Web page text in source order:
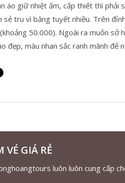
áo giữ nhiệt ấm, cấp thiết thì
sẻ tru vì băng tuyết nhiều. Trên
50.000). Ngoài ra muốn sở
đẹp, màu nhan sắc ranh mãnh
VÉ GIÁ RẺ
luôn luôn cung cấp